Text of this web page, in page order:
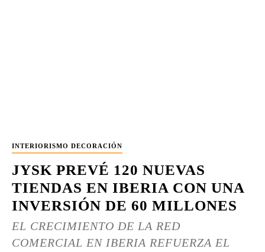
INTERIORISMO DECORACIÓN
JYSK PREVÉ 120 NUEVAS
TIENDAS EN IBERIA CON UNA
INVERSIÓN DE 60 MILLONES
EL CRECIMIENTO DE LA RED
COMERCIAL EN IBERIA REFUERZA EL